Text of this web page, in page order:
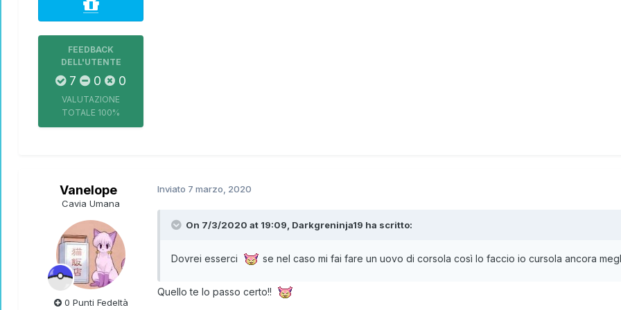
FEEDBACK
DELL'UTENTE
7 0 0
VALUTAZIONE
TOTALE 100%
Vanelope
Cavia Umana
0 Punti Fedeltà
Inviato 7 marzo, 2020
On 7/3/2020 at 19:09, Darkgreninja19 ha scritto:
Dovrei esserci se nel caso mi fai fare un uovo di corsola così lo faccio io cursola ancora
Quello te lo passo certo!!